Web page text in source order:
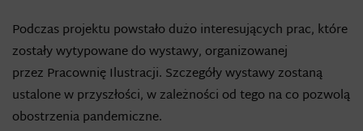
Podczas projektu powstało dużo interesujących prac, które
zostały wytypowane do wystawy, organizowanej
przez Pracownię Ilustracji. Szczegóły wystawy zostaną
ustalone w przyszłości, w zależności od tego na co pozwolą
obostrzenia pandemiczne.